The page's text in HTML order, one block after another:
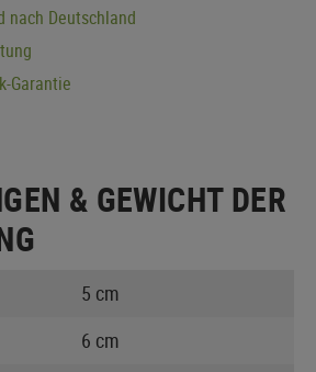
nach Deutschland
Garantie
& GEWICHT DER
5 cm
6 cm